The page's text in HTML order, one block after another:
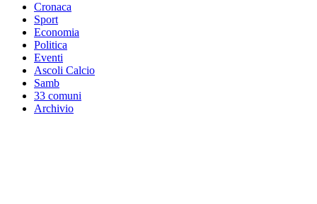
Cronaca
Sport
Economia
Politica
Eventi
Ascoli Calcio
Samb
33 comuni
Archivio